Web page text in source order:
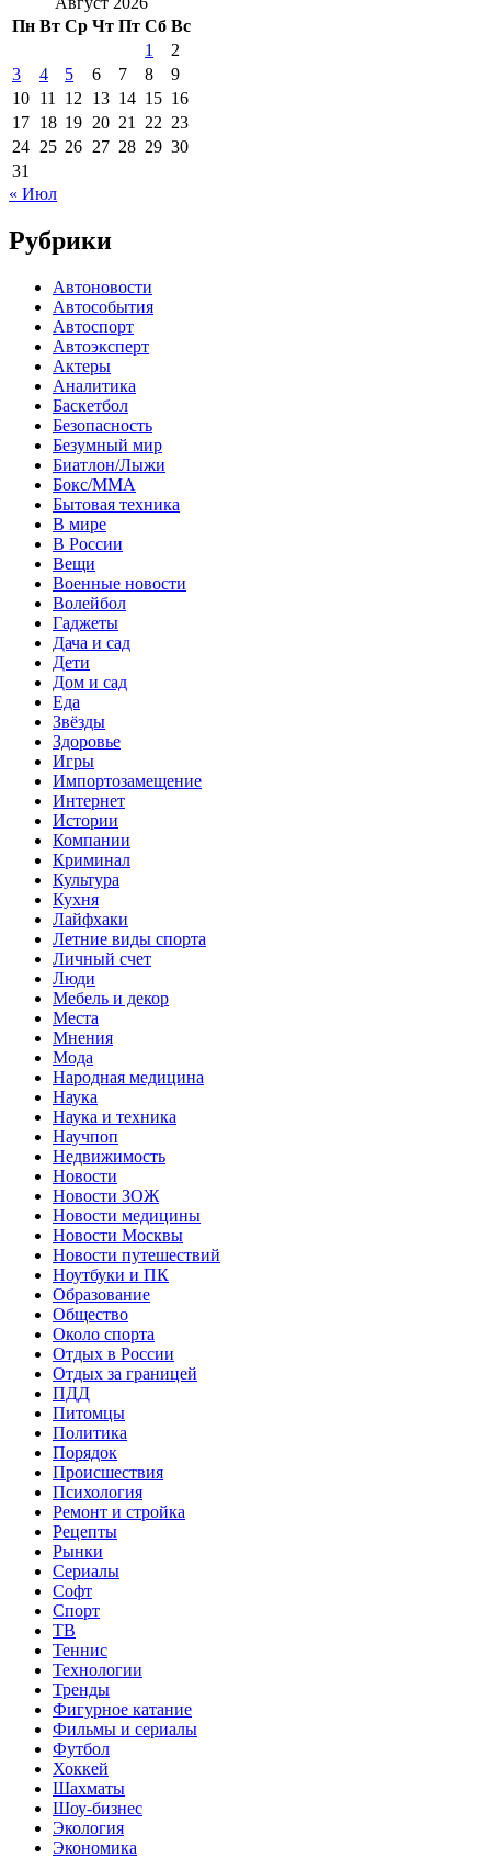
Пн Вт Ср Чт Пт Сб Вс
1
2
3
4 5 6 7 8
9
10 11 12 13 14 15 16
17 18 19 20 21 22 23
24 25 26 27 28 29 30
31
« Июл
Рубрики
Автоновости
Автособытия
Автоспорт
Автоэксперт
Актеры
Аналитика
Баскетбол
Безопасность
Безумный мир
Биатлон/Лыжи
Бокс/MMA
Бытовая техника
В мире
В России
Вещи
Военные новости
Волейбол
Гаджеты
Дача и сад
Дети
Дом и сад
Еда
Звёзды
Здоровье
Игры
Импортозамещение
Интернет
Истории
Компании
Криминал
Культура
Кухня
Лайфхаки
Летние виды спорта
Личный счет
Люди
Мебель и декор
Места
Мнения
Мода
Народная медицина
Наука
Наука и техника
Научпоп
Недвижимость
Новости
Новости ЗОЖ
Новости медицины
Новости Москвы
Новости путешествий
Ноутбуки и ПК
Образование
Общество
Около спорта
Отдых в России
Отдых за границей
ПДД
Питомцы
Политика
Порядок
Происшествия
Психология
Ремонт и стройка
Рецепты
Рынки
Сериалы
Софт
Спорт
ТВ
Теннис
Технологии
Тренды
Фигурное катание
Фильмы и сериалы
Футбол
Хоккей
Шахматы
Шоу-бизнес
Экология
Экономика